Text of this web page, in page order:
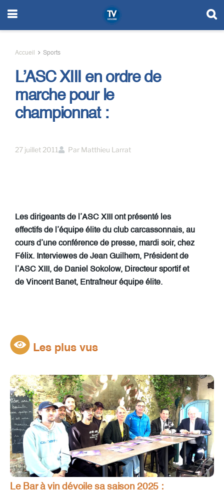
Accueil Sports
L’ASC XIII en ordre de
marche pour le
championnat :
27 juillet 2011 Par Matthieu Larrat
Les dirigeants de l’ASC XIII ont présenté les
effectifs de l’équipe élite du club carcassonnais, au
cours d’une conférence de presse, mardi soir, chez
Félix. Interviewes de Jean Guilhem, Président de
l’ASC XIII, de Daniel Sokolow, Directeur sportif et
de Vincent Banet, Entraîneur équipe élite.
Les plus vus
Le Bar à vin dévoile sa saison 2025 :